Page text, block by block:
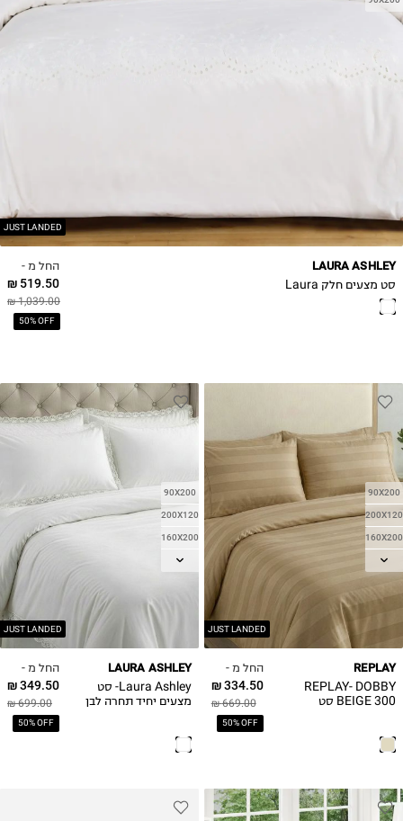
JUST LANDED
החל מ -
519.50 ₪
1,039.00 ₪
50% OFF
LAURA ASHLEY
סט מצעים חלק Laura
JUST LANDED
90X200
200X120
160X200
180X200
החל מ -
334.50 ₪
669.00 ₪
50% OFF
REPLAY
REPLAY- DOBBY
BEIGE 300 סט
JUST LANDED
90X200
200X120
160X200
180X200
החל מ -
349.50 ₪
699.00 ₪
50% OFF
LAURA ASHLEY
Laura Ashley- סט
מצעים יחיד תחרה לבן